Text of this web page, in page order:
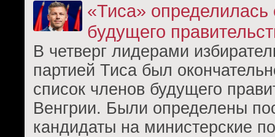
«Тиса» определилась
будущего
В четверг лидерами
партией Тиса был
список членов будущего
Венгрии. Были определены
кандидаты на министерские